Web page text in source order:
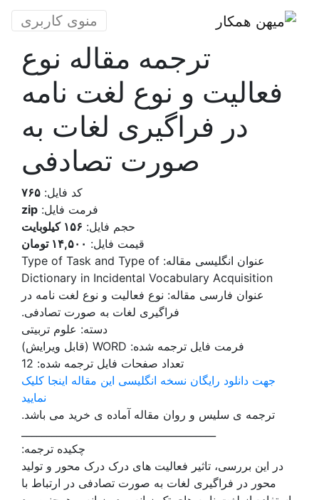
منوی کاربری
ترجمه مقاله نوع
فعالیت و نوع لغت نامه
در فراگیری لغات به
صورت تصادفی
کد فایل: ۷۶۵
فرمت فایل: zip
حجم فایل: ۱۵۶ کیلوبایت
قیمت فایل: ۱۴,۵۰۰ تومان
عنوان انگلیسی مقاله: Type of Task and Type of
Dictionary in Incidental Vocabulary Acquisition
عنوان فارسی مقاله: نوع فعالیت و نوع لغت نامه در
فراگیری لغات به صورت تصادفی.
دسته: علوم تربیتی
فرمت فایل ترجمه شده: WORD (قابل ویرایش)
تعداد صفحات فایل ترجمه شده: 12
جهت دانلود رایگان نسخه انگلیسی این مقاله اینجا کلیک
نمایید
ترجمه ی سلیس و روان مقاله آماده ی خرید می باشد.
چکیده ترجمه:
در این بررسی، تاثیر فعالیت های درک درک محور و تولید
محور در فراگیری لغات به صورت تصادفی در ارتباط با